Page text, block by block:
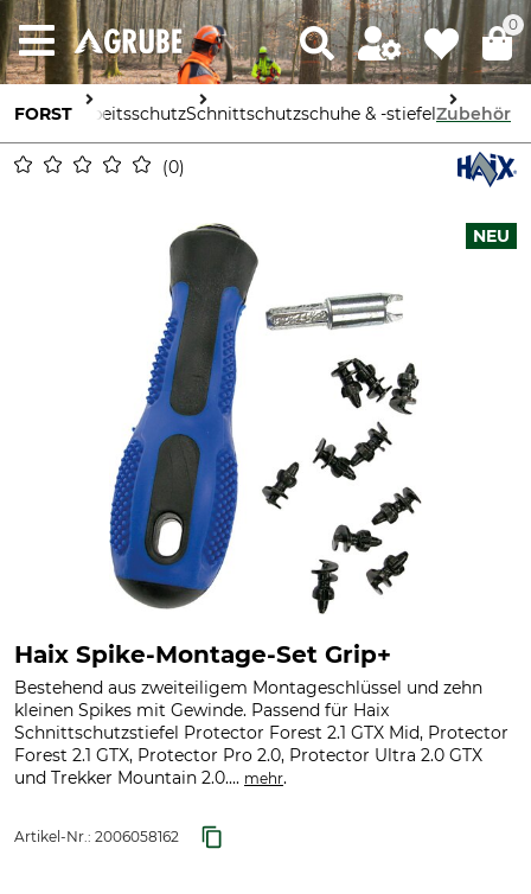
0
FORST ArbeitsschutzSchnittschutzschuhe & -stiefelZubehör
0
NEU
Haix Spike-Montage-Set Grip+
Bestehend aus zweiteiligem Montageschlüssel und zehn
kleinen Spikes mit Gewinde. Passend für Haix
Schnittschutzstiefel Protector Forest 2.1 GTX Mid, Protector
Forest 2.1 GTX, Protector Pro 2.0, Protector Ultra 2.0 GTX
und Trekker Mountain 2.0.... mehr.
Artikel-Nr.: 2006058162